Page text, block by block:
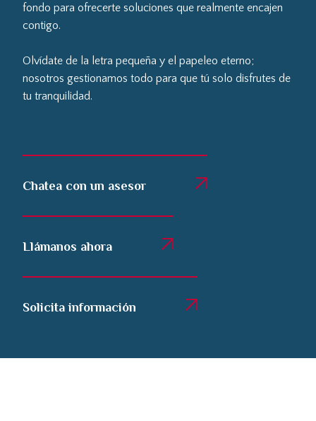
fondo para ofrecerte soluciones que realmente encajen
contigo.
Olvídate de la letra pequeña y el papeleo eterno;
nosotros gestionamos todo para que tú solo disfrutes de
tu tranquilidad.
Chatea con un asesor
Llámanos ahora
Solicita información